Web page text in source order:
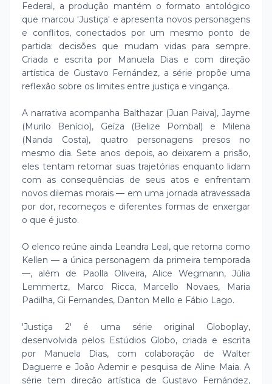
Federal, a produção mantém o formato antológico
que marcou 'Justiça' e apresenta novos personagens
e conflitos, conectados por um mesmo ponto de
partida: decisões que mudam vidas para sempre.
Criada e escrita por Manuela Dias e com direção
artística de Gustavo Fernández, a série propõe uma
reflexão sobre os limites entre justiça e vingança.
A narrativa acompanha Balthazar (Juan Paiva), Jayme
(Murilo Benício), Geíza (Belize Pombal) e Milena
(Nanda Costa), quatro personagens presos no
mesmo dia. Sete anos depois, ao deixarem a prisão,
eles tentam retomar suas trajetórias enquanto lidam
com as consequências de seus atos e enfrentam
novos dilemas morais — em uma jornada atravessada
por dor, recomeços e diferentes formas de enxergar
o que é justo.
O elenco reúne ainda Leandra Leal, que retorna como
Kellen — a única personagem da primeira temporada
—, além de Paolla Oliveira, Alice Wegmann, Júlia
Lemmertz, Marco Ricca, Marcello Novaes, Maria
Padilha, Gi Fernandes, Danton Mello e Fábio Lago.
'Justiça 2' é uma série original Globoplay,
desenvolvida pelos Estúdios Globo, criada e escrita
por Manuela Dias, com colaboração de Walter
Daguerre e João Ademir e pesquisa de Aline Maia. A
série tem direção artística de Gustavo Fernández,